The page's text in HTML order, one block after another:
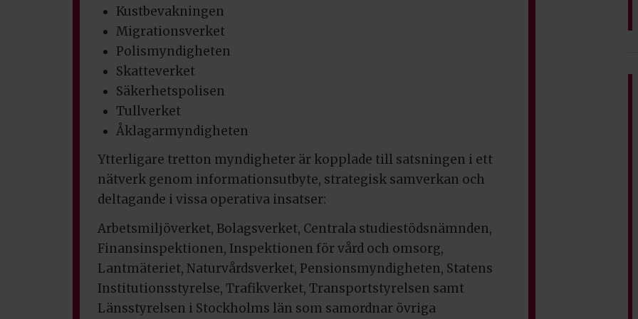
Kustbevakningen
Migrationsverket
Polismyndigheten
Skatteverket
Säkerhetspolisen
Tullverket
Åklagarmyndigheten
Ytterligare tretton myndigheter är kopplade till satsningen i ett
nätverk genom informationsutbyte, strategisk samverkan och
deltagande i vissa operativa insatser:
Arbetsmiljöverket, Bolagsverket, Centrala studiestödsnämnden,
Finansinspektionen, Inspektionen för vård och omsorg,
Lantmäteriet, Naturvårdsverket, Pensionsmyndigheten, Statens
Institutionsstyrelse, Trafikverket, Transportstyrelsen samt
Länsstyrelsen i Stockholms län som samordnar övriga